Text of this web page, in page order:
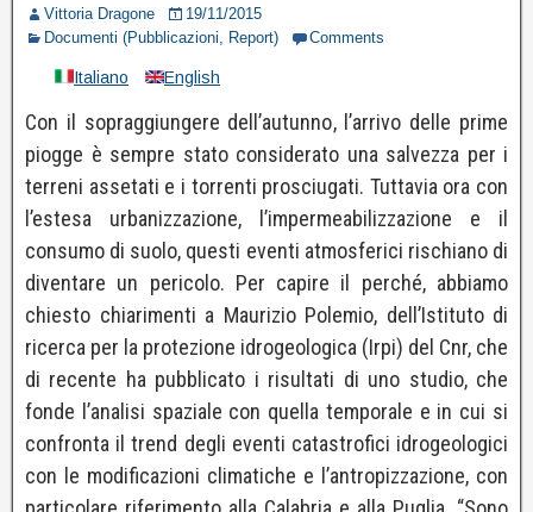
Vittoria Dragone
19/11/2015
Documenti (Pubblicazioni, Report)
Comments
Italiano English
Con il sopraggiungere dell’autunno, l’arrivo delle prime
piogge è sempre stato considerato una salvezza per i
terreni assetati e i torrenti prosciugati. Tuttavia ora con
l’estesa urbanizzazione, l’impermeabilizzazione e il
consumo di suolo, questi eventi atmosferici rischiano di
diventare un pericolo. Per capire il perché, abbiamo
chiesto chiarimenti a Maurizio Polemio, dell’Istituto di
ricerca per la protezione idrogeologica (Irpi) del Cnr, che
di recente ha pubblicato i risultati di uno studio, che
fonde l’analisi spaziale con quella temporale e in cui si
confronta il trend degli eventi catastrofici idrogeologici
con le modificazioni climatiche e l’antropizzazione, con